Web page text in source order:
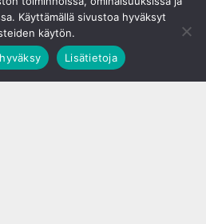
Käyttämällä sivustoa hyväksyt
käytön.
Lisätietoja